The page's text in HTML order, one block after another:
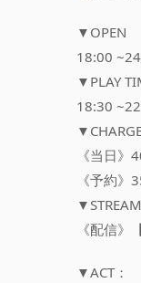
▼OPEN
18:00
▼PLAY
18:30
《当日》
《予約》
《配信》
▼ACT：